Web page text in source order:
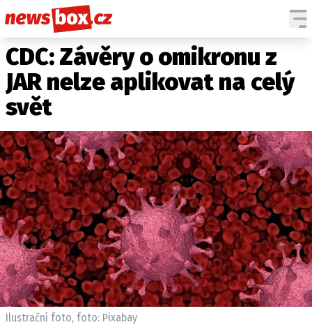
DOMÁCÍ
ZAHRANIČÍ
POČASÍ
KRIMI
EKONOMIKA
KULTURA
SPOLEČNOST
SPORT
ČESKÉ CELEBRITY
SVĚTOVÉ CELEBRITY
SLEDUJTE NÁS NA|
Máte příběh, fotku nebo video?
Pošlete e-mail na newsbox.cz
CDC: Závěry o omikronu z
JAR nelze aplikovat na celý
svět
Ilustrační foto, foto: Pixabay